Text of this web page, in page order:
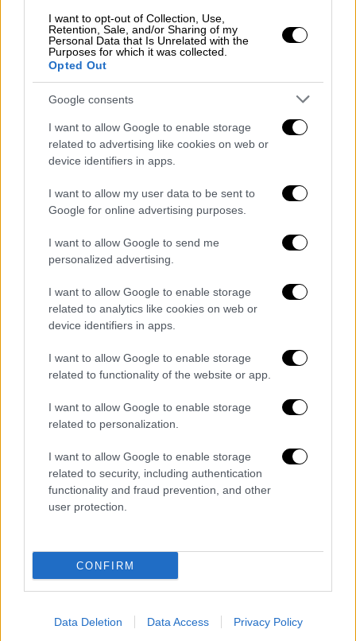
I want to opt-out of Collection, Use,
Retention, Sale, and/or Sharing of my
Personal Data that Is Unrelated with the
Purposes for which it was collected.
Opted Out
Google consents
I want to allow Google to enable storage
related to advertising like cookies on web or
device identifiers in apps.
I want to allow my user data to be sent to
Google for online advertising purposes.
I want to allow Google to send me
personalized advertising.
I want to allow Google to enable storage
related to analytics like cookies on web or
device identifiers in apps.
I want to allow Google to enable storage
related to functionality of the website or app.
I want to allow Google to enable storage
related to personalization.
I want to allow Google to enable storage
related to security, including authentication
functionality and fraud prevention, and other
user protection.
CONFIRM
Data Deletion Data Access Privacy Policy
Η αγάπη των Βιεννέζωνγια τη μουσική, αλλά
και για τον ίδιο τον Μπετόβεν τον κολάκευε
και δεν χρειάστηκε πολύ για να πειστεί. Έτσι
η 9η Συμφωνία πρωτοπαρουσιάστηκε στις 7
Μαΐου του 1824 στο «Theatre am
Karntnertor». Και ο Μπετόβεν θα
εμφανιζόταν επί σκηνής μετά 12 χρόνια.
Ακούγονται ακόμα και σήμερα
εκείνη τη βραδιά που έλαμψε για τελευταία
φορά η ογκώδης προσωπικότητα του
γερμανού μουσικού και ακούστηκε για πρώτη
φορά το εξαίσιο αριστούργημά του.
στάθηκε μπροστά στο αναλόγιο και άρχισε
να διευθύνει με πάθος. Πότε όρθωνε ψηλά
το ανάστημά του κι’ άλλες φορές χαμήλωνε·
συμπεριφερόταν λες και ήθελε να παίξει
μόνος του το κάθε όργανο!
ποτέ...